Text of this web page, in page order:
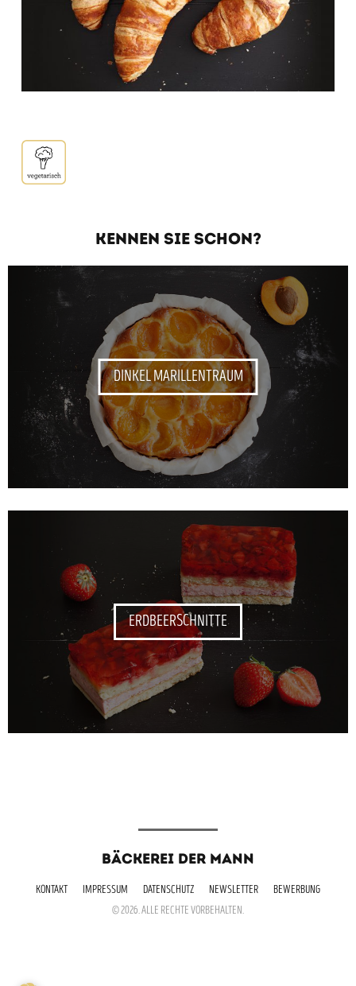
KENNEN SIE SCHON?
DINKEL MARILLENTRAUM
ERDBEERSCHNITTE
BÄCKEREI DER MANN
KONTAKT IMPRESSUM DATENSCHUTZ NEWSLETTER
BEWERBUNG
© 2026. ALLE RECHTE VORBEHALTEN.